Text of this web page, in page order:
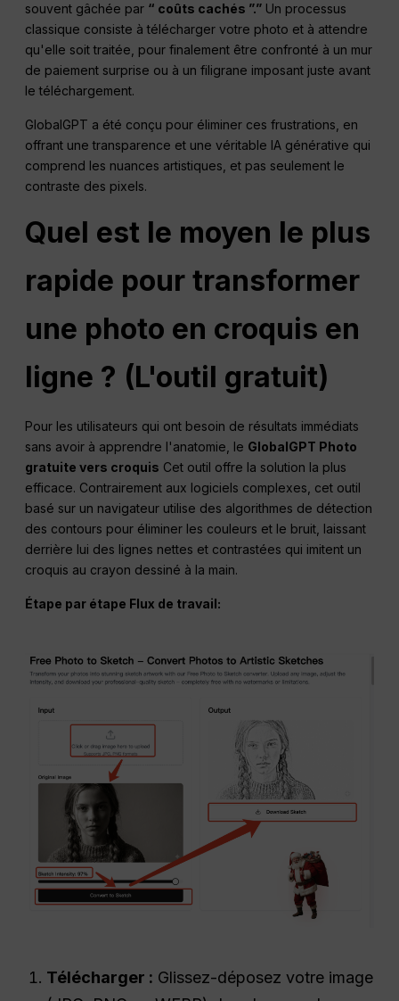
souvent gâchée par “ coûts cachés ”.” Un processus
classique consiste à télécharger votre photo et à attendre
qu'elle soit traitée, pour finalement être confronté à un mur
de paiement surprise ou à un filigrane imposant juste avant
le téléchargement.
GlobalGPT a été conçu pour éliminer ces frustrations, en
offrant une transparence et une véritable IA générative qui
comprend les nuances artistiques, et pas seulement le
contraste des pixels.
Quel est le moyen le plus
rapide pour transformer
une photo en croquis en
ligne ? (L'outil gratuit)
Pour les utilisateurs qui ont besoin de résultats immédiats
sans avoir à apprendre l'anatomie, le GlobalGPT Photo
gratuite vers croquis Cet outil offre la solution la plus
efficace. Contrairement aux logiciels complexes, cet outil
basé sur un navigateur utilise des algorithmes de détection
des contours pour éliminer les couleurs et le bruit, laissant
derrière lui des lignes nettes et contrastées qui imitent un
croquis au crayon dessiné à la main.
Étape par étape Flux de travail:
Télécharger : Glissez-déposez votre image